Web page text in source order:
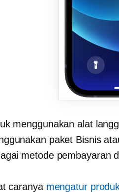
menggunakan alat
paket Bisnis
metode pembayaran
caranya mengatur